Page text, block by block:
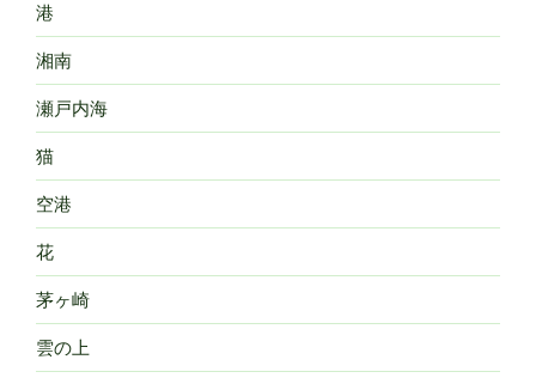
港
湘南
瀬戸内海
猫
空港
花
茅ヶ崎
雲の上